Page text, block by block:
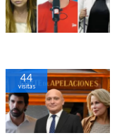
44
visitas